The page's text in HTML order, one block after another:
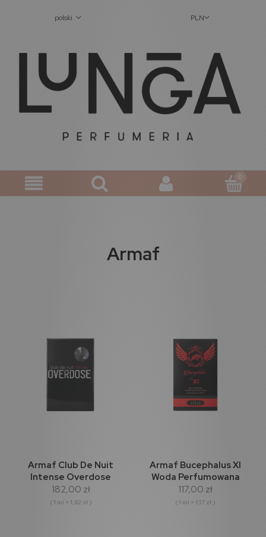
polski PLN
Armaf
Armaf Club De Nuit
Intense Overdose
Extrait Parfum 100ml
182,00 zł
( 1 ml = 1,82 zł )
Armaf Bucephalus XI
Woda Perfumowana
100ml
117,00 zł
( 1 ml = 1,17 zł )